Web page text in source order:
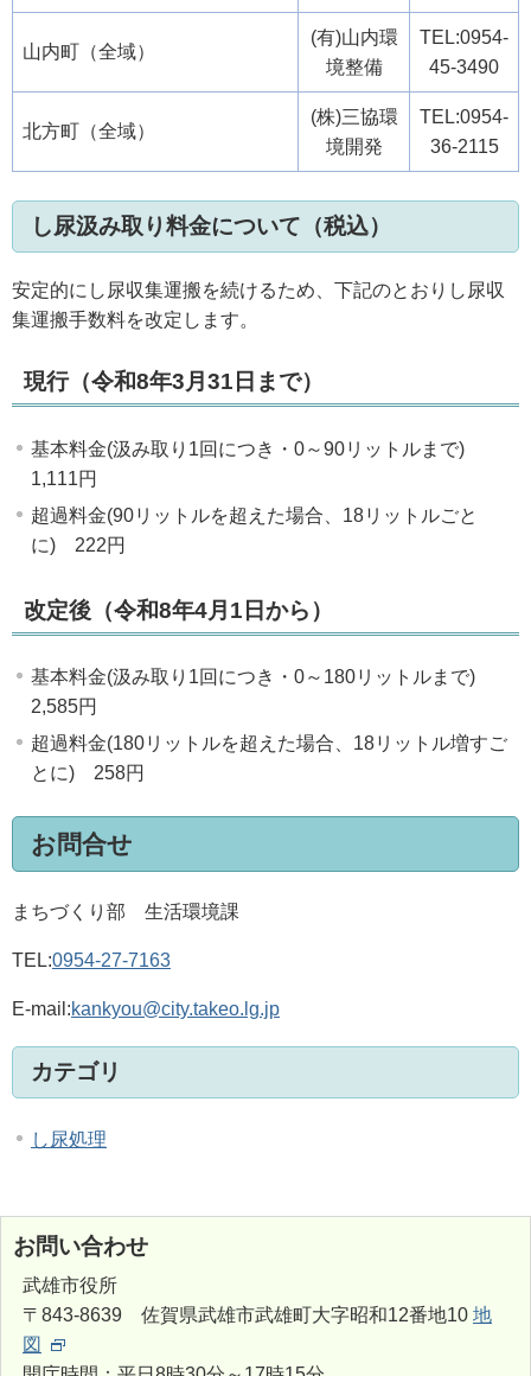
山内町（全域）
(有)山内環
境整備
TEL:0954-
45-3490
北方町（全域）
(株)三協環
境開発
TEL:0954-
36-2115
し尿汲み取り料金について（税込）
安定的にし尿収集運搬を続けるため、下記のとおりし尿収
集運搬手数料を改定します。
現行（令和8年3月31日まで）
基本料金(汲み取り1回につき・0～90リットルまで)
1,111円
超過料金(90リットルを超えた場合、18リットルごと
に) 222円
改定後（令和8年4月1日から）
基本料金(汲み取り1回につき・0～180リットルまで)
2,585円
超過料金(180リットルを超えた場合、18リットル増すご
とに) 258円
お問合せ
まちづくり部 生活環境課
TEL:0954-27-7163
E-mail:kankyou@city.takeo.lg.jp
カテゴリ
し尿処理
お問い合わせ
武雄市役所
〒843-8639 佐賀県武雄市武雄町大字昭和12番地10 地
図